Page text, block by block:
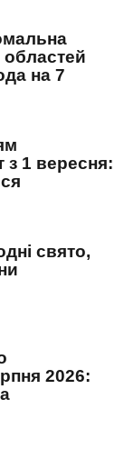
областей
на 7
з 1 вересня:
свято,
2026: